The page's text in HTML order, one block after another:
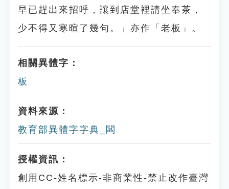
早已趕出來招呼，讓到店堂裡請坐奉茶，
少不得又寒暄了幾句。」亦作「老板」。
相關異體字：
板
資料來源：
教育部異體字字典_闆
授權資訊：
創用CC-姓名標示-非商業性-禁止改作臺灣